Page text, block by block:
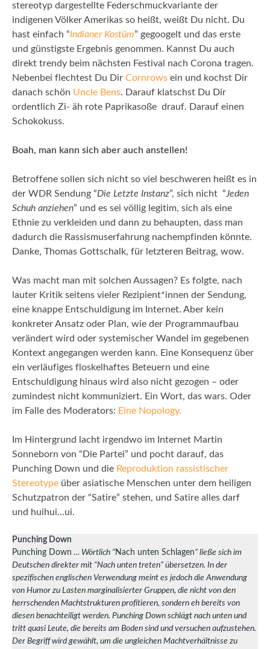
stereotyp dargestellte Federschmuckvariante der
indigenen Völker Amerikas so heißt, weißt Du nicht. Du
hast einfach “Indianer Kostüm” gegoogelt und das erste
und günstigste Ergebnis genommen. Kannst Du auch
direkt trendy beim nächsten Festival nach Corona tragen.
Nebenbei flechtest Du Dir Cornrows ein und kochst Dir
danach schön Uncle Bens. Darauf klatschst Du Dir
ordentlich Zi- äh rote Paprikasoße drauf. Darauf einen
Schokokuss.
Boah, man kann sich aber auch anstellen!
Betroffene sollen sich nicht so viel beschweren heißt es in
der WDR Sendung “Die Letzte Instanz”, sich nicht “Jeden
Schuh anziehen” und es sei völlig legitim, sich als eine
Ethnie zu verkleiden und dann zu behaupten, dass man
dadurch die Rassismuserfahrung nachempfinden könnte.
Danke, Thomas Gottschalk, für letzteren Beitrag, wow.
Was macht man mit solchen Aussagen? Es folgte, nach
lauter Kritik seitens vieler Rezipient*innen der Sendung,
eine knappe Entschuldigung im Internet. Aber kein
konkreter Ansatz oder Plan, wie der Programmaufbau
verändert wird oder systemischer Wandel im gegebenen
Kontext angegangen werden kann. Eine Konsequenz über
ein verläufiges floskelhaftes Beteuern und eine
Entschuldigung hinaus wird also nicht gezogen – oder
zumindest nicht kommuniziert. Ein Wort, das wars. Oder
im Falle des Moderators: Eine Nopology.
Im Hintergrund lacht irgendwo im Internet Martin
Sonneborn von “Die Partei” und pocht darauf, das
Punching Down und die Reproduktion rassistischer
Stereotype über asiatische Menschen unter dem heiligen
Schutzpatron der “Satire” stehen, und Satire alles darf
und huihui…ui.
Punching Down
Punching Down … Wörtlich “Nach unten Schlagen” ließe sich im
Deutschen direkter mit “Nach unten treten” übersetzen. In der
spezifischen englischen Verwendung meint es jedoch die Anwendung
von Humor zu Lasten marginalisierter Gruppen, die nicht von den
herrschenden Machtstrukturen profitieren, sondern eh bereits von
diesen benachteiligt werden. Punching Down schlägt nach unten und
tritt quasi Leute, die bereits am Boden sind und versuchen aufzustehen.
Der Begriff wird gewählt, um die ungleichen Machtverhältnisse zu